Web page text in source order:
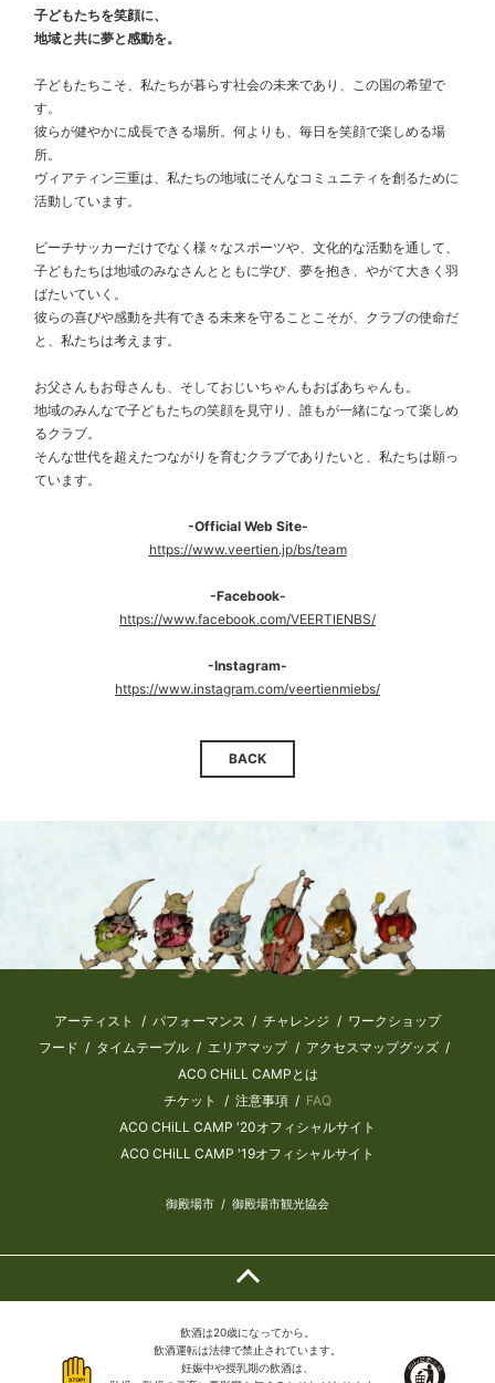
子どもたちを笑顔に、
地域と共に夢と感動を。
子どもたちこそ、私たちが暮らす社会の未来であり、この国の希望で
す。
彼らが健やかに成長できる場所。何よりも、毎日を笑顔で楽しめる場
所。
ヴィアティン三重は、私たちの地域にそんなコミュニティを創るために
活動しています。
ビーチサッカーだけでなく様々なスポーツや、文化的な活動を通して、
子どもたちは地域のみなさんとともに学び、夢を抱き、やがて大きく羽
ばたいていく。
彼らの喜びや感動を共有できる未来を守ることこそが、クラブの使命だ
と、私たちは考えます。
お父さんもお母さんも、そしておじいちゃんもおばあちゃんも。
地域のみんなで子どもたちの笑顔を見守り、誰もが一緒になって楽しめ
るクラブ。
そんな世代を超えたつながりを育むクラブでありたいと、私たちは願っ
ています。
-Official Web Site-
https://www.veertien.jp/bs/team
-Facebook-
https://www.facebook.com/VEERTIENBS/
-Instagram-
https://www.instagram.com/veertienmiebs/
BACK
アーティスト パフォーマンス チャレンジ
ワークショップ
フード
タイムテーブル エリアマップ アクセスマップグッズ
ACO CHiLL CAMPとは
チケット
注意事項
FAQ
ACO CHiLL CAMP '20オフィシャルサイト
ACO CHiLL CAMP '19オフィシャルサイト
御殿場市 御殿場市観光協会
飲酒は20歳になってから。
飲酒運転は法律で禁止されています。
妊娠中や授乳期の飲酒は、